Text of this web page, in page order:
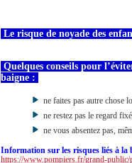
Le risque de noyade des
Quelques conseils pour
baigne :
ne faites pas autre chose
ne restez pas le regard
ne vous absentez pas,
Information sur les risques liés à la
https://www.pompiers.fr/grand-public/